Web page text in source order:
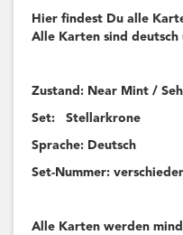
Hier findest Du alle
Alle Karten sind
Zustand: Near Mint /
Set: Stellarkrone
Sprache: Deutsch
Set-Nummer:
Alle Karten werden